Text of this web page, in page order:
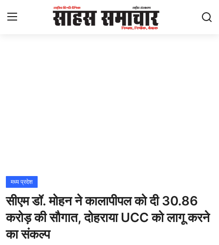
राज्य
अंतराष्ट्रीय
राजनीति
मध्य प्रदेश
सीएम डॉ. मोहन ने कालापीपल को दी 30.86
करोड़ की सौगात, दोहराया UCC को लागू करने
का संकल्प